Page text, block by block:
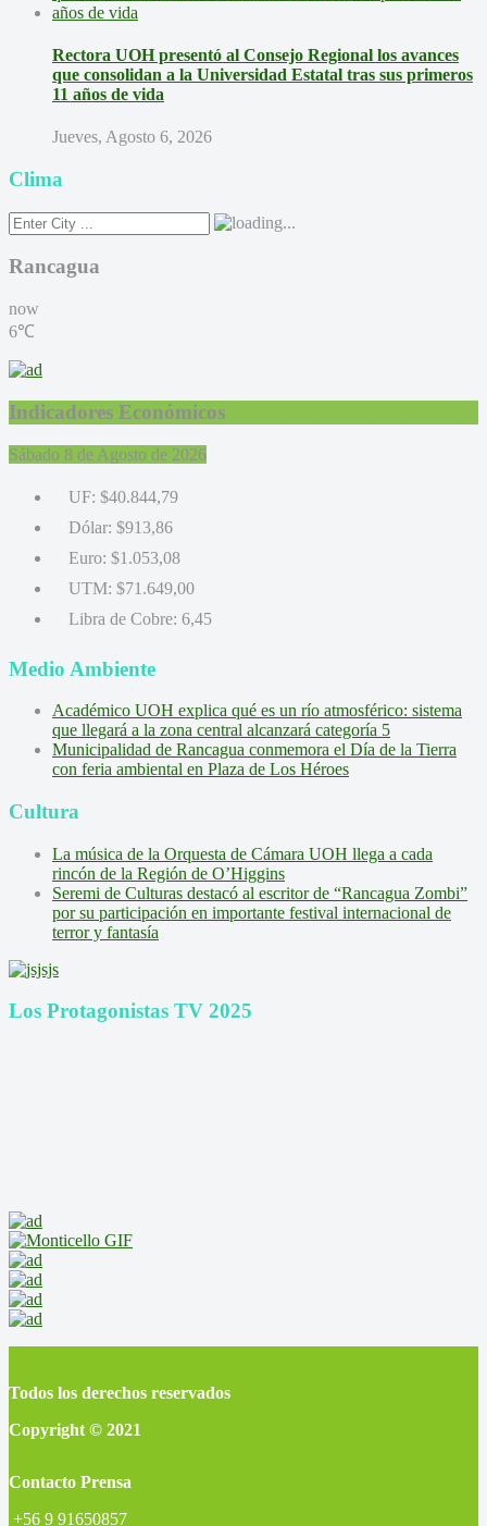
Rectora UOH presentó al Consejo Regional los avances
que consolidan a la Universidad Estatal tras sus primeros
11 años de vida
Jueves, Agosto 6, 2026
Clima
Rancagua
now
6℃
Indicadores Económicos
Sábado 8 de Agosto de 2026
UF: $40.844,79
Dólar: $913,86
Euro: $1.053,08
UTM: $71.649,00
Libra de Cobre: 6,45
Medio Ambiente
Académico UOH explica qué es un río atmosférico: sistema
que llegará a la zona central alcanzará categoría 5
Municipalidad de Rancagua conmemora el Día de la Tierra
con feria ambiental en Plaza de Los Héroes
Cultura
La música de la Orquesta de Cámara UOH llega a cada
rincón de la Región de O’Higgins
Seremi de Culturas destacó al escritor de “Rancagua Zombi”
por su participación en importante festival internacional de
terror y fantasía
Los Protagonistas TV 2025
Todos los derechos reservados
Copyright © 2021
Contacto Prensa
+56 9 91650857